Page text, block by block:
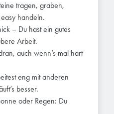
tragen, graben,
handeln.
– Du hast ein gutes
Arbeit.
auch wenn’s mal hart
eng mit anderen
besser.
oder Regen: Du